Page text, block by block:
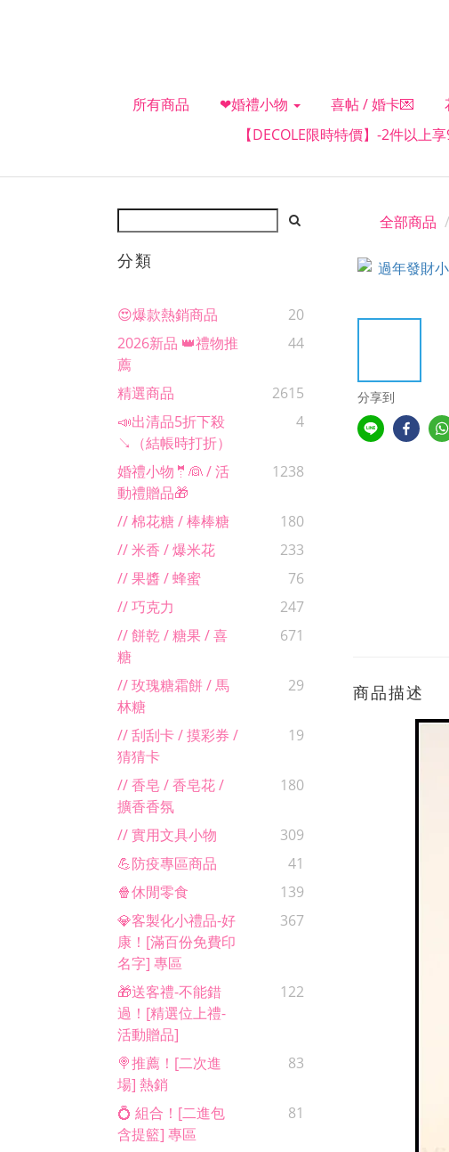
所有商品 ❤婚禮小物 喜帖 / 婚卡💌
【DECOLE限時特價】-2件以上
分類
😍爆款熱銷商品
20
2026新品 👑禮物推
薦
44
精選商品
2615
📣出清品5折下殺
↘（結帳時打折）
4
婚禮小物🤵👰 / 活
動禮贈品🎁
1238
// 棉花糖 / 棒棒糖
180
// 米香 / 爆米花
233
// 果醬 / 蜂蜜
76
// 巧克力
247
// 餅乾 / 糖果 / 喜
糖
671
// 玫瑰糖霜餅 / 馬
林糖
29
// 刮刮卡 / 摸彩券 /
猜猜卡
19
// 香皂 / 香皂花 /
擴香香氛
180
// 實用文具小物
309
💪防疫專區商品
41
🍿休閒零食
139
💎客製化小禮品-好
康！[滿百份免費印
名字] 專區
367
🎁送客禮-不能錯
過！[精選位上禮-
活動贈品]
122
🍭推薦！[二次進
場] 熱銷
83
💍 組合！[二進包
含提籃] 專區
81
全部商品
分享到
商品描述